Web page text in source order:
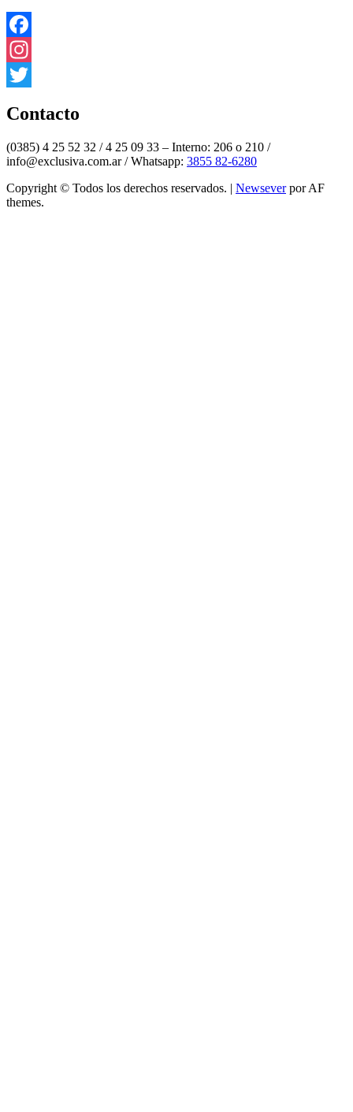
Facebook
Instagram
Contacto
(0385) 4 25 52 32 / 4 25 09 33 – Interno: 206 o 210 /
info@exclusiva.com.ar / Whatsapp: 3855 82-6280
Copyright © Todos los derechos reservados. | Newseverpor AF
themes.